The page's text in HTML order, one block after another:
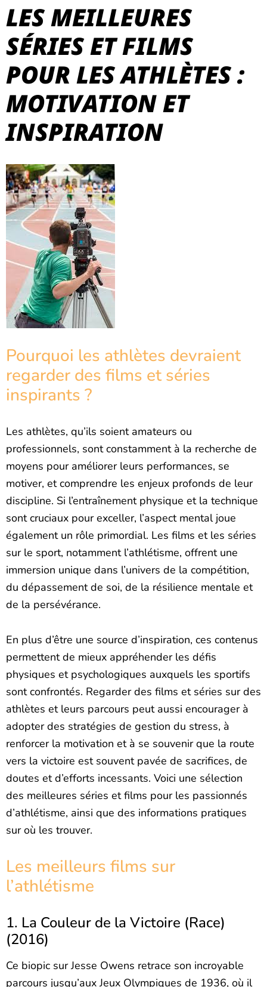
LES MEILLEURES
SÉRIES ET FILMS
POUR LES ATHLÈTES :
MOTIVATION ET
INSPIRATION
Pourquoi les athlètes devraient
regarder des films et séries
inspirants ?
Les athlètes, qu’ils soient amateurs ou
professionnels, sont constamment à la recherche de
moyens pour améliorer leurs performances, se
motiver, et comprendre les enjeux profonds de leur
discipline. Si l’entraînement physique et la technique
sont cruciaux pour exceller, l’aspect mental joue
également un rôle primordial. Les films et les séries
sur le sport, notamment l’athlétisme, offrent une
immersion unique dans l’univers de la compétition,
du dépassement de soi, de la résilience mentale et
de la persévérance.
En plus d’être une source d’inspiration, ces contenus
permettent de mieux appréhender les défis
physiques et psychologiques auxquels les sportifs
sont confrontés. Regarder des films et séries sur des
athlètes et leurs parcours peut aussi encourager à
adopter des stratégies de gestion du stress, à
renforcer la motivation et à se souvenir que la route
vers la victoire est souvent pavée de sacrifices, de
doutes et d’efforts incessants. Voici une sélection
des meilleures séries et films pour les passionnés
d’athlétisme, ainsi que des informations pratiques
sur où les trouver.
Les meilleurs films sur
l’athlétisme
1. La Couleur de la Victoire (Race)
(2016)
Ce biopic sur Jesse Owens retrace son incroyable
parcours jusqu’aux Jeux Olympiques de 1936, où il